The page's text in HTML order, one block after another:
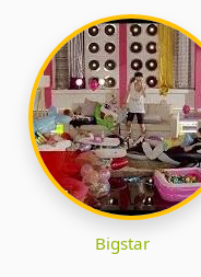
Bigstar